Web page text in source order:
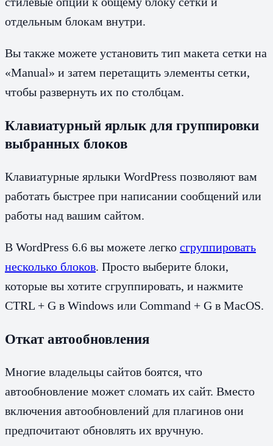
отдельным блокам внутри.
Вы также можете установить тип макета сетки на
«Manual» и затем перетащить элементы сетки,
чтобы развернуть их по столбцам.
Клавиатурный ярлык для группировки
выбранных блоков
Клавиатурные ярлыки WordPress позволяют вам
работать быстрее при написании сообщений или
работы над вашим сайтом.
В WordPress 6.6 вы можете легко сгруппировать
несколько блоков. Просто выберите блоки,
которые вы хотите сгруппировать, и нажмите
CTRL + G в Windows или Command + G в MacOS.
Откат автообновления
Многие владельцы сайтов боятся, что
автообновление может сломать их сайт. Вместо
включения автообновлений для плагинов они
предпочитают обновлять их вручную.